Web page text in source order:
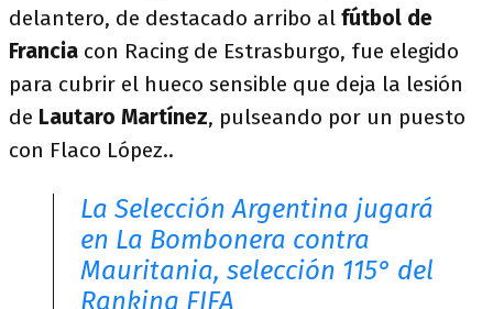
delantero, de destacado arribo al fútbol de
Francia con Racing de Estrasburgo, fue elegido
para cubrir el hueco sensible que deja la lesión
de Lautaro Martínez, pulseando por un puesto
con Flaco López..
La Selección Argentina jugará
en La Bombonera contra
Mauritania, selección 115° del
Ranking FIFA